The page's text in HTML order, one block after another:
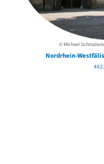
© Michael
Nordrhein-